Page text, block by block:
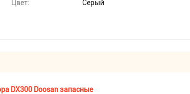
Цвет: Серый
DX300 Doosan запасные